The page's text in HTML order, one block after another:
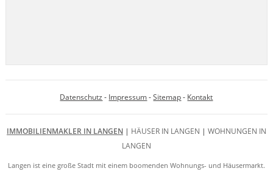
Datenschutz - Impressum-Sitemap- Kontakt
IMMOBILIENMAKLER IN LANGEN| HÄUSER IN LANGEN | WOHNUNGEN IN
LANGEN
Langen ist eine große Stadt mit einem boomenden Wohnungs- und Häusermarkt.